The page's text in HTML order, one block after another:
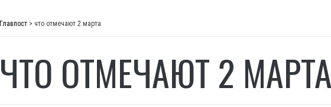
Главпост > что отмечают 2 марта
ЧТО ОТМЕЧАЮТ 2 МАРТА